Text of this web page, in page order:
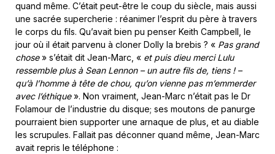
quand même. C’était peut-être le coup du siècle, mais aussi
une sacrée supercherie : réanimer l’esprit du père à travers
le corps du fils. Qu’avait bien pu penser Keith Campbell, le
jour où il était parvenu à cloner Dolly la brebis ? « Pas grand
chose» s’était dit Jean-Marc, « et puis dieu merci Lulu
ressemble plus à Sean Lennon – un autre fils de, tiens ! –
qu’à l’homme à tête de chou, qu’on vienne pas m’emmerder
avec l’éthique». Non vraiment, Jean-Marc n’était pas le Dr
Folamour de l’industrie du disque; ses moutons de panurge
pourraient bien supporter une arnaque de plus, et au diable
les scrupules. Fallait pas déconner quand même, Jean-Marc
avait repris le téléphone :